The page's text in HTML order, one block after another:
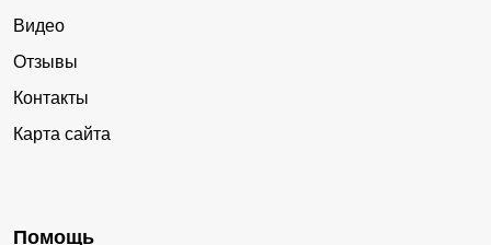
Видео
Отзывы
Контакты
Карта сайта
Помощь